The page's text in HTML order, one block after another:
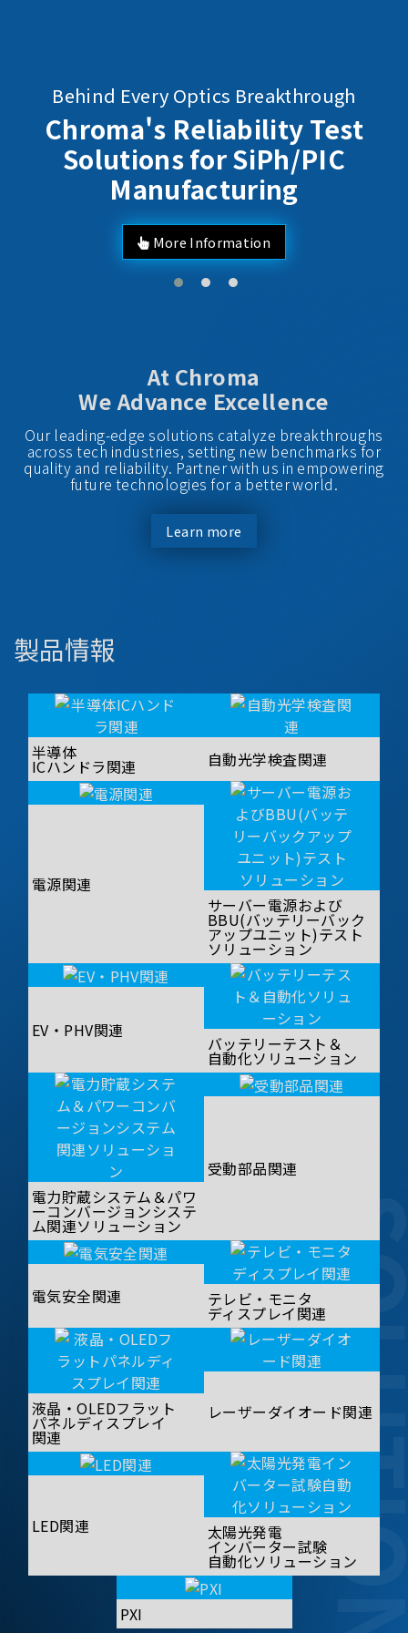
Behind Every Optics Breakthrough
Chroma's Reliability Test
Solutions for SiPh/PIC
Manufacturing
More Information
At Chroma
We Advance Excellence
Our leading-edge solutions catalyze breakthroughs
across tech industries, setting new benchmarks for
quality and reliability. Partner with us in empowering
future technologies for a better world.
Learn more
製品情報
半導体
ICハンドラ関連 自動光学検査関連
電源関連
サーバー電源および
BBU(バッテリーバック
アップユニット)テスト
ソリューション
EV・PHV関連
バッテリーテスト＆
自動化ソリューション
電力貯蔵システム＆パワ
ーコンバージョンシステ
ム関連ソリューション
受動部品関連
電気安全関連 テレビ・モニタ
ディスプレイ関連
液晶・OLEDフラット
パネルディスプレイ
関連
レーザーダイオード関連
LED関連 太陽光発電
インバーター試験
自動化ソリューション
PXI